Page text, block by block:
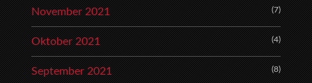
November 2021 (7)
Oktober 2021 (4)
September 2021 (8)